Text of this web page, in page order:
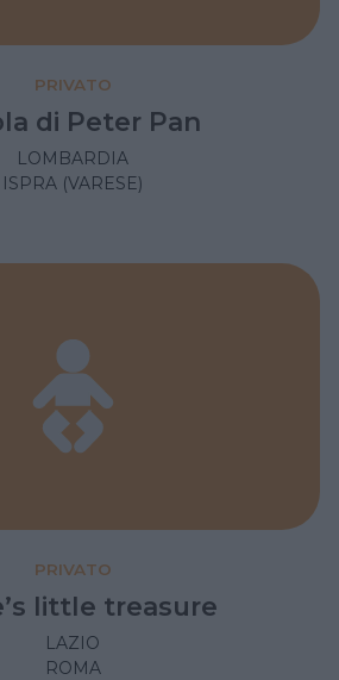
PRIVATO
di Peter Pan
LOMBARDIA
ISPRA (VARESE)
PRIVATO
little treasure
LAZIO
ROMA